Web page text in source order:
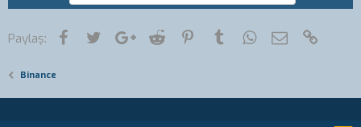
Paylaş: FacebookTwitterGoogle+
Reddit PinterestTumblrWhatsApp
E-posta
Binance